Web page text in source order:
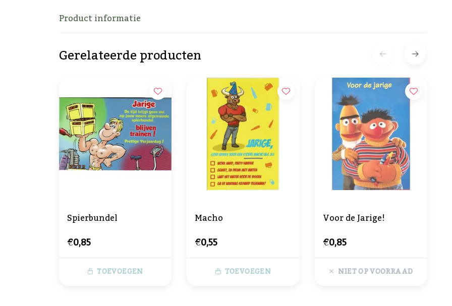
Product informatie
Gerelateerde producten
Spierbundel
€0,85
TOEVOEGEN
Macho
€0,55
TOEVOEGEN
Voor de Jarige!
€0,85
NIET OP VOORRAAD